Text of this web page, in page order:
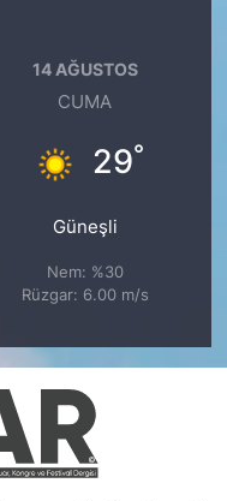
14 AĞUSTOS
CUMA
29°
Güneşli
Nem: %30
Rüzgar: 6.00 m/s